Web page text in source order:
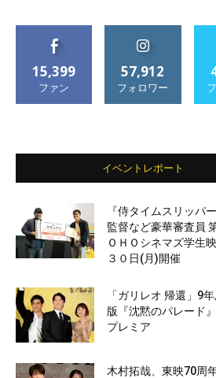
15,399
ファン
57,912
フォロワー
イベントレポート
『侍タイムスリッパ
監督など豪華審査員
ＯＨＯシネマズ学生
３０日(月)開催
「ガリレオ 帰還」9
版『沈黙のパレード
プレミア
木村拓哉、東映70周